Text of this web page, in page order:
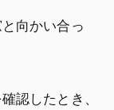
向かい合っ
認したとき、